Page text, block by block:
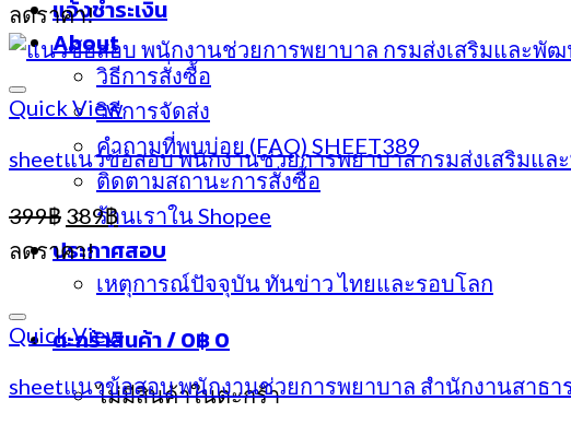
แจ้งชำระเงิน
About
วิธีการสั่งซื้อ
วิธีการจัดส่ง
คำถามที่พบบ่อย (FAQ) SHEET389
ติดตามสถานะการสั่งซื้อ
ร้านเราใน Shopee
ประกาศสอบ
เหตุการณ์ปัจจุบัน ทันข่าว ไทยและรอบโลก
ตะกร้าสินค้า /0฿0
ไม่มีสินค้าในตะกร้า
ลดราคา!
Quick View
sheetแนวข้อสอบ พนักงานช่วยการพยาบาล กรมส่งเสริม
399฿ Original
price
was:
399฿.
389฿Current
is:
389฿.
ลดราคา!
Quick View
sheetแนวข้อสอบ พนักงานช่วยการพยาบาล สำนักงานสาธ